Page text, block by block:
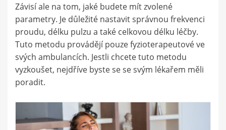
Závisí ale na tom, jaké budete mít zvolené
parametry. Je důležité nastavit správnou frekvenci
proudu, délku pulzu a také celkovou délku léčby.
Tuto metodu provádějí pouze fyzioterapeutové ve
svých ambulancích. Jestli chcete tuto metodu
vyzkoušet, nejdříve byste se se svým lékařem měli
poradit.